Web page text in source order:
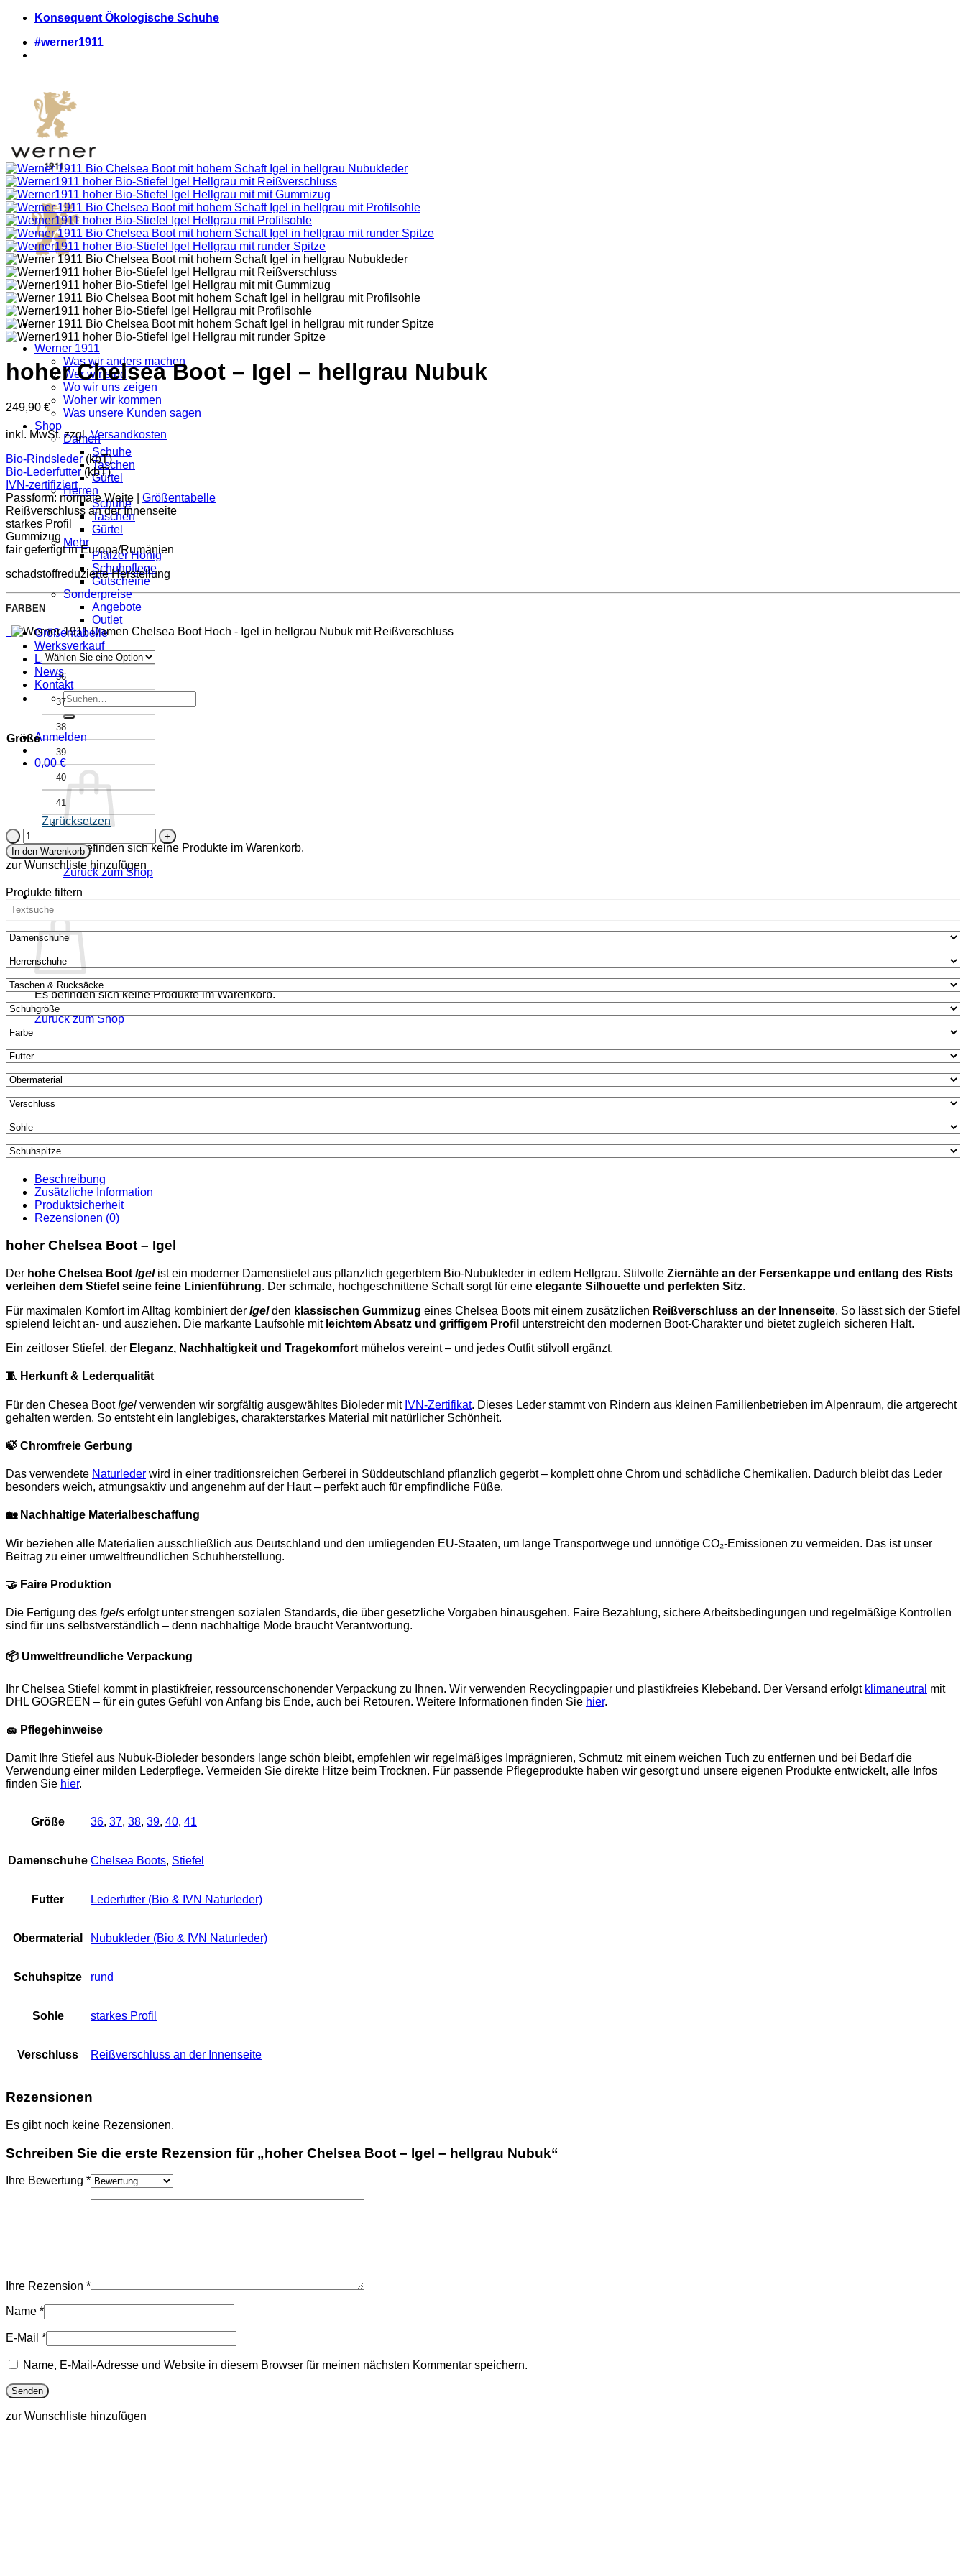
Zum
springen
Konsequent Ökologische Schuhe
#werner1911
Werner 1911
Was wir anders machen
Wer wir sind
Wo wir uns zeigen
Woher wir kommen
Was unsere Kunden sagen
Shop
Damen
Schuhe
Taschen
Gürtel
Herren
Schuhe
Taschen
Gürtel
Mehr
Pfälzer Honig
Schuhpflege
Gutscheine
Sonderpreise
Angebote
Outlet
Größentabelle
Werksverkauf
Ladenfinder
News
Kontakt
Suche
nach:
Anmelden
0,00€
Es befinden sich keine Produkte im Warenkorb.
Zurück zum Shop
Warenkorb
Es befinden sich keine Produkte im Warenkorb.
Zurück zum Shop
hoher Chelsea Boot – Igel – hellgrau Nubuk
249,90 €
inkl. MwSt. zzgl.Versandkosten
Bio-Rindsleder (kbT)
Bio-Lederfutter (kbT)
IVN-zertifiziert
Passform: normale Weite | Größentabelle
Reißverschluss an der Innenseite
starkes Profil
Gummizug
fair gefertigt in Europa/Rumänien
schadstoffreduzierte Herstellung
FARBEN
Größe
36
37
38
39
40
41
Zurücksetzen
hoher
Chelsea
Boot
Igel
-
hellgrau
Nubuk
Menge
In den Warenkorb
zur Wunschliste hinzufügen
Produkte filtern
Beschreibung
Zusätzliche Information
Produktsicherheit
Rezensionen (0)
hoher Chelsea Boot – Igel
Der hohe Chelsea Boot Igelist ein moderner Damenstiefel aus pflanzlich gegerbtem Bio-Nubukleder in edlem Hellgrau. Stilvolle Ziernähte an der Fersenkappe und entlang des Rists
verleihen dem Stiefel seine feine Linienführung. Der schmale, hochgeschnittene Schaft sorgt für eine elegante Silhouette und perfekten Sitz.
Für maximalen Komfort im Alltag kombiniert der Igelden klassischen Gummizug eines Chelsea Boots mit einem zusätzlichen Reißverschluss an der Innenseite. So lässt sich der Stiefel
spielend leicht an- und ausziehen. Die markante Laufsohle mit leichtem Absatz und griffigem Profil unterstreicht den modernen Boot-Charakter und bietet zugleich sicheren Halt.
Ein zeitloser Stiefel, der Eleganz, Nachhaltigkeit und Tragekomfort mühelos vereint – und jedes Outfit stilvoll ergänzt.
🧵 Herkunft & Lederqualität
Für den Chesea BootIgel verwenden wir sorgfältig ausgewähltes Bioleder mit IVN-Zertifikat. Dieses Leder stammt von Rindern aus kleinen Familienbetrieben im Alpenraum, die artgerecht
gehalten werden. So entsteht ein langlebiges, charakterstarkes Material mit natürlicher Schönheit.
🍃 Chromfreie Gerbung
Das verwendete Naturleder wird in einer traditionsreichen Gerberei in Süddeutschland pflanzlich gegerbt – komplett ohne Chrom und schädliche Chemikalien. Dadurch bleibt das Leder
besonders weich, atmungsaktiv und angenehm auf der Haut – perfekt auch für empfindliche Füße.
🏡 Nachhaltige Materialbeschaffung
Wir beziehen alle Materialien ausschließlich aus Deutschland und den umliegenden EU-Staaten, um lange Transportwege und unnötige CO₂-Emissionen zu vermeiden. Das ist unser
Beitrag zu einer umweltfreundlichen Schuhherstellung.
🤝 Faire Produktion
Die Fertigung des Igels erfolgt unter strengen sozialen Standards, die über gesetzliche Vorgaben hinausgehen. Faire Bezahlung, sichere Arbeitsbedingungen und regelmäßige Kontrollen
sind für uns selbstverständlich – denn nachhaltige Mode braucht Verantwortung.
📦 Umweltfreundliche Verpackung
Ihr Chelsea Stiefel kommt in plastikfreier, ressourcenschonender Verpackung zu Ihnen. Wir verwenden Recyclingpapier und plastikfreies Klebeband. Der Versand erfolgt klimaneutral mit
DHL GOGREEN – für ein gutes Gefühl von Anfang bis Ende, auch bei Retouren. Weitere Informationen finden Sie hier.
🧽 Pflegehinweise
Damit Ihre Stiefel aus Nubuk-Bioleder besonders lange schön bleibt, empfehlen wir regelmäßiges Imprägnieren, Schmutz mit einem weichen Tuch zu entfernen und bei Bedarf die
Verwendung einer milden Lederpflege. Vermeiden Sie direkte Hitze beim Trocknen. Für passende Pflegeprodukte haben wir gesorgt und unsere eigenen Produkte entwickelt, alle Infos
finden Sie hier.
Größe 36, 37, 38, 39, 40, 41
Damenschuhe Chelsea Boots, Stiefel
Futter Lederfutter (Bio & IVN Naturleder)
Obermaterial Nubukleder (Bio & IVN Naturleder)
Schuhspitze rund
Sohle starkes Profil
Verschluss Reißverschluss an der Innenseite
Rezensionen
Es gibt noch keine Rezensionen.
Schreiben Sie die erste Rezension für „hoher Chelsea Boot – Igel – hellgrau Nubuk“
Ihre Bewertung *
Ihre Rezension *
Name *
E-Mail *
Name, E-Mail-Adresse und Website in diesem Browser für meinen nächsten Kommentar speichern.
zur Wunschliste hinzufügen